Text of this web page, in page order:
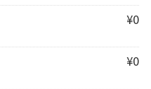
¥0
¥0